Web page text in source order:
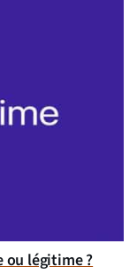
ou légitime ?